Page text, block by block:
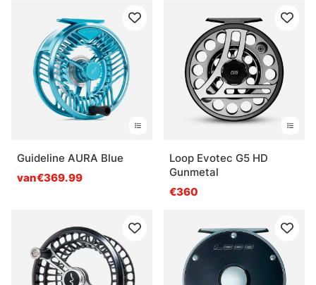
Guideline AURA Blue
van€369.99
Loop Evotec G5 HD
Gunmetal
€360